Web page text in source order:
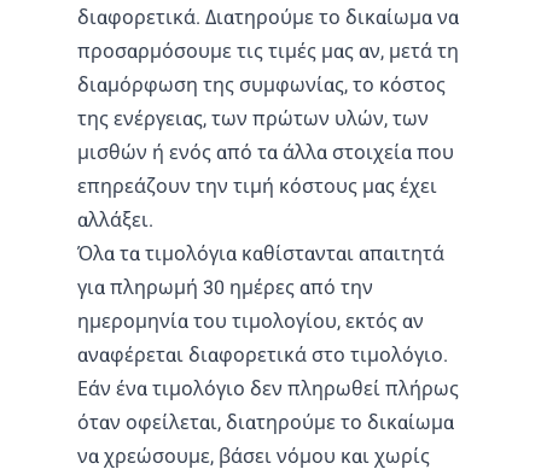
διαφορετικά. Διατηρούμε το δικαίωμα να
προσαρμόσουμε τις τιμές μας αν, μετά τη
διαμόρφωση της συμφωνίας, το κόστος
της ενέργειας, των πρώτων υλών, των
μισθών ή ενός από τα άλλα στοιχεία που
επηρεάζουν την τιμή κόστους μας έχει
αλλάξει.
Όλα τα τιμολόγια καθίστανται απαιτητά
για πληρωμή 30 ημέρες από την
ημερομηνία του τιμολογίου, εκτός αν
αναφέρεται διαφορετικά στο τιμολόγιο.
Εάν ένα τιμολόγιο δεν πληρωθεί πλήρως
όταν οφείλεται, διατηρούμε το δικαίωμα
να χρεώσουμε, βάσει νόμου και χωρίς